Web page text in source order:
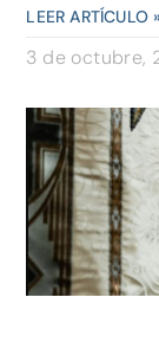
LEER ARTÍCULO »
3 de octubre,